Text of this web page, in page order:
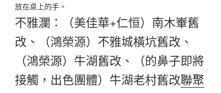
放在桌上的手。
不雅瀾：（美佳華+仁恒）南木輋舊
改、（鴻榮源）不雅城橫坑舊改、
（鴻榮源）牛湖舊改、（的鼻子即將
接觸，出色團體）牛湖老村舊改聯聚